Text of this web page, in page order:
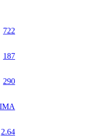
722
187
290
2.64